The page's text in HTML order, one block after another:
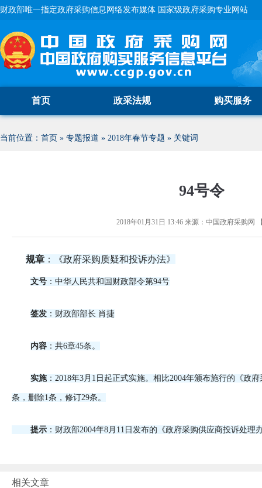
财政部唯一指定政府采购信息网络发布媒体 国家级政府采购专业网站
首页 政采法规 购买服务
当前位置： 首页 » 专题报道 » 2018年春节专题 » 关键词
94号令
2018年01月31日 13:46来源： 中国政府采购网
规章 ：《政府采购质疑和投诉办法》
文号 ：中华人民共和国财政部令第94号
签发 ：财政部部长 肖捷
内容 ：共6章45条。
实施 ：2018年3月1日起正式实施。相比2004年颁布施行的《政
条，删除1条，修订29条。
提示 ：财政部2004年8月11日发布的《政府采购供应商投诉处
相关文章